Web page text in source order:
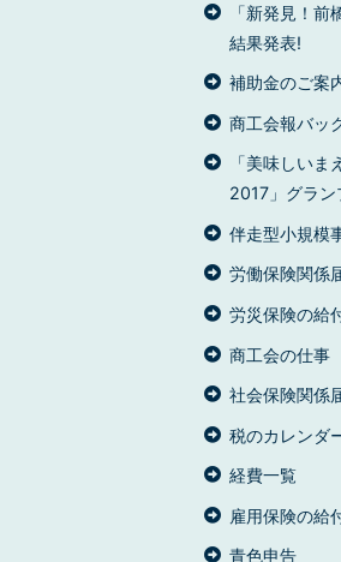
「新発見！前
結果発表!
補助金のご案
商工会報バッ
「美味しいま
2017」グラン
伴走型小規模
労働保険関係
労災保険の給
商工会の仕事
社会保険関係
税のカレンダ
経費一覧
雇用保険の給
青色申告